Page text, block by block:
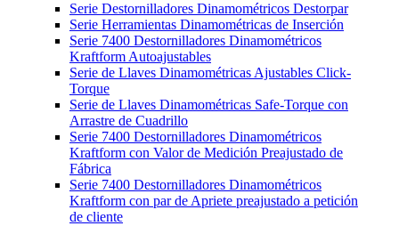
Serie Destornilladores Dinamométricos Destorpar
Serie Herramientas Dinamométricas de Inserción
Serie 7400 Destornilladores Dinamométricos
Kraftform Autoajustables
Serie de Llaves Dinamométricas Ajustables Click-
Torque
Serie de Llaves Dinamométricas Safe-Torque con
Arrastre de Cuadrillo
Serie 7400 Destornilladores Dinamométricos
Kraftform con Valor de Medición Preajustado de
Fábrica
Serie 7400 Destornilladores Dinamométricos
Kraftform con par de Apriete preajustado a petición
de cliente